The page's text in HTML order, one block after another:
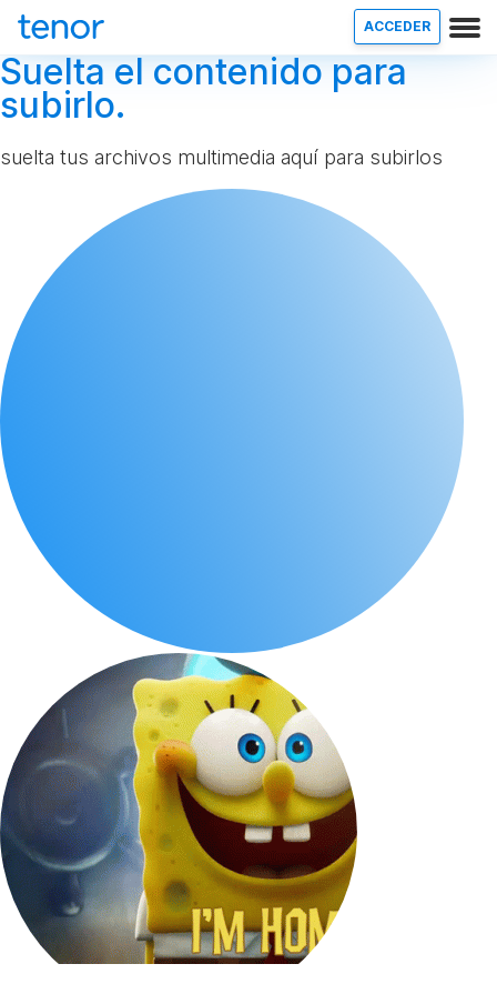
ACCEDER
Suelta el contenido para
subirlo.
suelta tus archivos multimedia aquí para subirlos